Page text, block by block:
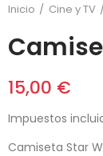
Inicio Cine y TV
15,00 €
Impuestos
Camiseta Star